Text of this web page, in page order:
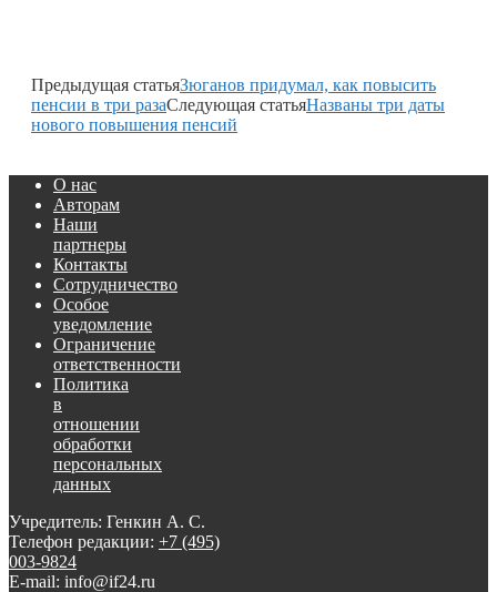
Предыдущая статьяЗюганов придумал, как повысить
пенсии в три разаСледующая статьяНазваны три даты
нового повышения пенсий
О нас
Авторам
Наши
партнеры
Контакты
Сотрудничество
Особое
уведомление
Ограничение
ответственности
Политика
в
отношении
обработки
персональных
данных
Учредитель: Генкин А. С.
Телефон редакции: +7 (495)
003-9824
E-mail: info@if24.ru